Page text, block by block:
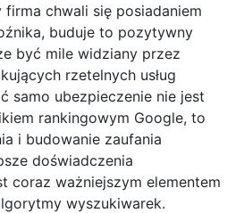
chwali się posiadaniem
buduje to pozytywny
być mile widziany przez
rzetelnych usług
samo ubezpieczenie nie jest
rankingowym Google, to
i budowanie zaufania
doświadczenia
coraz ważniejszym elementem
wyszukiwarek.